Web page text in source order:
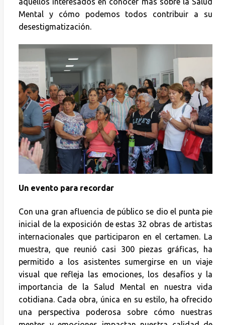
Mental y cómo podemos todos contribuir a su
desestigmatización.
Un evento para recordar
Con una gran afluencia de público se dio el punta pie
inicial de la exposición de estas 32 obras de artistas
internacionales que participaron en el certamen. La
muestra, que reunió casi 300 piezas gráficas, ha
permitido a los asistentes sumergirse en un viaje
visual que refleja las emociones, los desafíos y la
importancia de la Salud Mental en nuestra vida
cotidiana. Cada obra, única en su estilo, ha ofrecido
una perspectiva poderosa sobre cómo nuestras